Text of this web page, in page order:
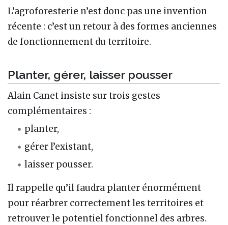
L’agroforesterie n’est donc pas une invention
récente : c’est un retour à des formes anciennes
de fonctionnement du territoire.
Planter, gérer, laisser pousser
Alain Canet insiste sur trois gestes
complémentaires :
planter,
gérer l’existant,
laisser pousser.
Il rappelle qu’il faudra planter énormément
pour réarbrer correctement les territoires et
retrouver le potentiel fonctionnel des arbres.